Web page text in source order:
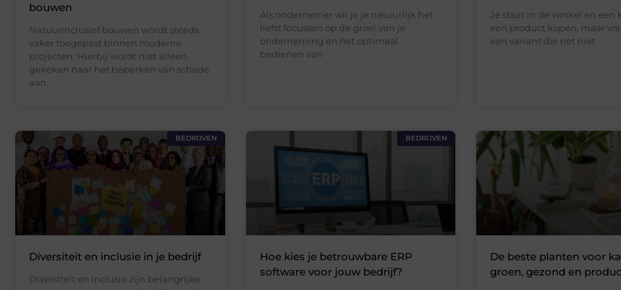
bouwen
Natuurinclusief bouwen wordt steeds
vaker toegepast binnen moderne
projecten. Hierbij wordt niet alleen
gekeken naar het beperken van schade
aan
Als ondernemer wil je je natuurlijk het
liefst focussen op de groei van je
onderneming en het optimaal
bedienen van
Je staat in de winkel en een
een product kopen, maar
een variant die net niet
BEDRIJVEN
Diversiteit en inclusie in je bedrijf
Diversiteit en inclusie zijn belangrijke
BEDRIJVEN
Hoe kies je betrouwbare ERP
software voor jouw bedrijf?
De beste planten voor
groen, gezond en